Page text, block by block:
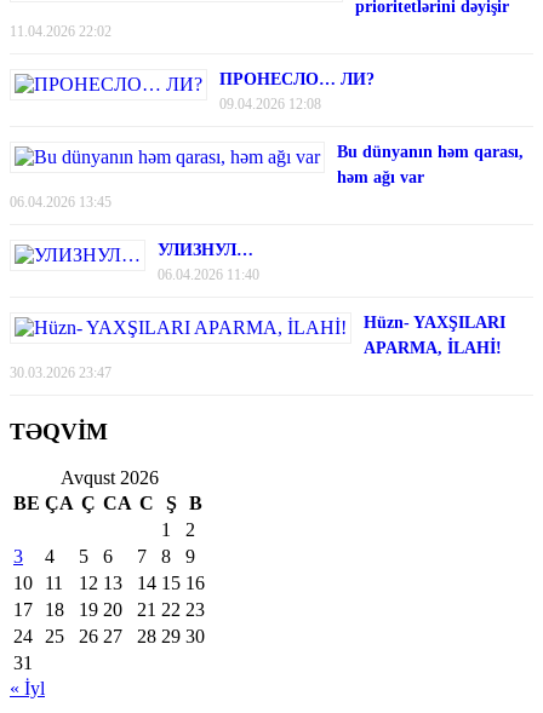
prioritetlərini dəyişir
11.04.2026 22:02
ПРОНЕСЛО… ЛИ?
09.04.2026 12:08
Bu dünyanın həm qarası,
həm ağı var
06.04.2026 13:45
УЛИЗНУЛ…
06.04.2026 11:40
Hüzn- YAXŞILARI
APARMA, İLAHİ!
30.03.2026 23:47
TƏQVİM
Avqust 2026
BE ÇA Ç CA C Ş
B
1
2
3
4 5 6 7 8
9
10
11 12 13 14 15 16
17
18 19 20 21 22 23
24 25 26 27 28 29 30
31
« İyl